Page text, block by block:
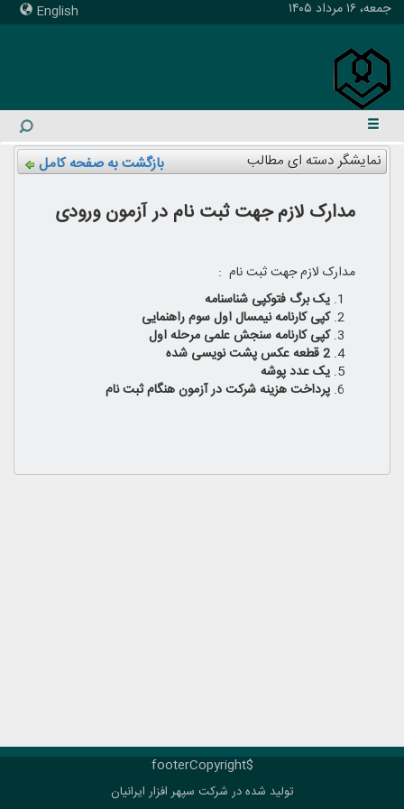
English جمعه، ۱۶ مرداد ۱۴۰۵
نمایشگر دسته ای مطالب بازگشت به صفحه کامل
مدارک لازم جهت ثبت نام در آزمون ورودی
مدارک لازم جهت ثبت نام :
یک برگ فتوکپی شناسنامه
کپی کارنامه نیمسال اول سوم راهنمایی
کپی کارنامه سنجش علمی مرحله اول
2 قطعه عکس پشت نویسی شده
یک عدد پوشه
پرداخت هزینه شرکت در آزمون هنگام ثبت نام
$footerCopyright
تولید شده در شرکت سپهر افزار ایرانیان